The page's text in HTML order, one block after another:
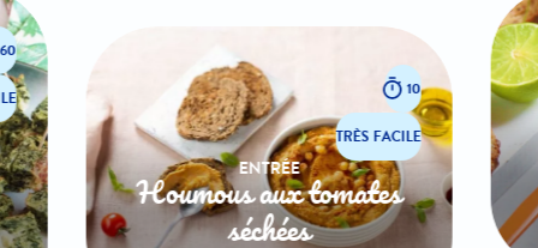
60
10
TRÈS FACILE
ENTRÉE
Houmous aux tomates
séchées